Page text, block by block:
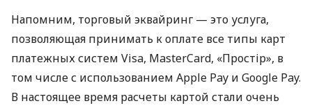
Напомним, торговый эквайринг — это услуга,
позволяющая принимать к оплате все типы карт
платежных систем Visa, MasterCard, «Простір», в
том числе с использованием Apple Pay и Google Pay.
В настоящее время расчеты картой стали очень